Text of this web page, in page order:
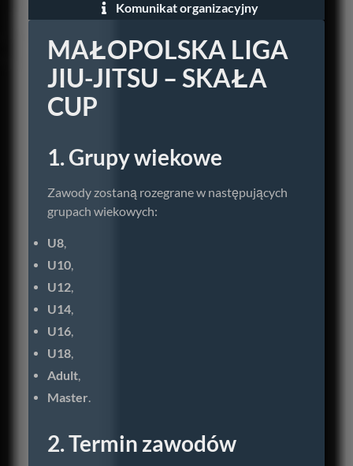
Komunikat organizacyjny
MAŁOPOLSKA LIGA
JIU-JITSU – SKAŁA
CUP
1. Grupy wiekowe
Zawody zostaną rozegrane w następujących
grupach wiekowych:
U8,
U10,
U12,
U14,
U16,
U18,
Adult,
Master.
2. Termin zawodów